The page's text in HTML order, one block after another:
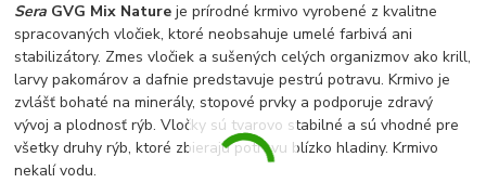
Sera GVG Mix Nature je prírodné krmivo vyrobené z kvalitne
spracovaných vločiek, ktoré neobsahuje umelé farbivá ani
stabilizátory. Zmes vločiek a sušených celých organizmov ako krill,
larvy pakomárov a dafnie predstavuje pestrú potravu. Krmivo je
zvlášť bohaté na minerály, stopové prvky a podporuje zdravý
vývoj a plodnosť rýb. Vločky sú tvarovo stabilné a sú vhodné pre
všetky druhy rýb, ktoré zbierajú potravu blízko hladiny. Krmivo
nekalí vodu.